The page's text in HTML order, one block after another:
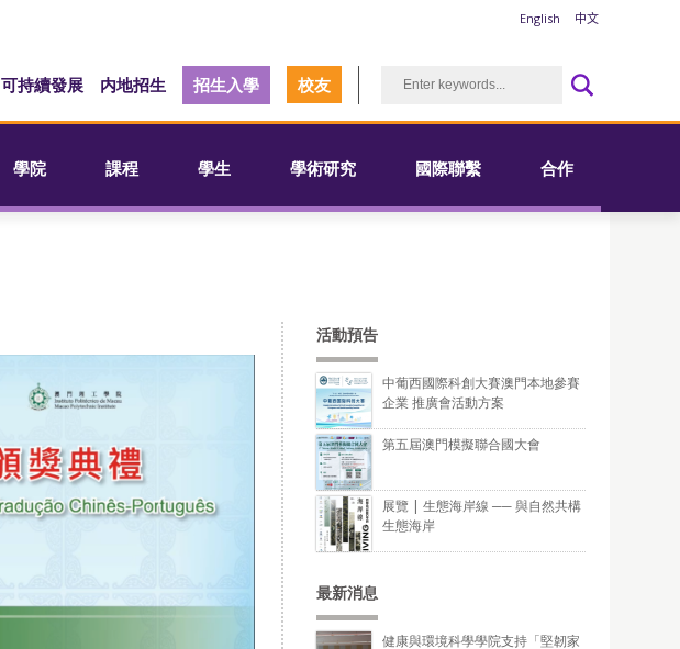
English 中文
可持續發展 内地招生 招生入學 校友
學院 課程 學生 學術研究 國際聯繫 合作
活動預告
中葡西國際科創大賽澳門本地參賽
企業 推廣會活動方案
第五屆澳門模擬聯合國大會
展覽 | 生態海岸線 ── 與自然共構
生態海岸
最新消息
健康與環境科學學院支持「堅韌家